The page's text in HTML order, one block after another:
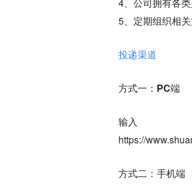
5、定期组织相关
投递渠道
方式一：PC端
输入
https://
方式二：手机端